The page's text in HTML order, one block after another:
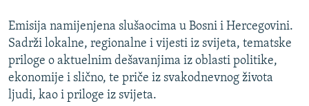
POPLAVE I KLIZIŠTA U BIH 2024.
TV LIBERTY
POST SCRIPTUM
Sve RFE/RL stranice
Emisija namijenjena slušaocima u Bosni i Hercegovini.
Sadrži lokalne, regionalne i vijesti iz svijeta, tematske
priloge o aktuelnim dešavanjima iz oblasti politike,
ekonomije i slično, te priče iz svakodnevnog života
ljudi, kao i priloge iz svijeta.